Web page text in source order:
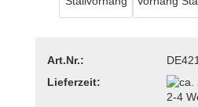
Art.Nr.:
Lieferzeit:
2-4